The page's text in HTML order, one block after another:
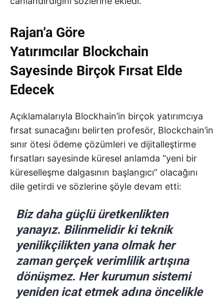
Rajan’a Göre
Yatırımcılar Blockchain
Sayesinde Birçok Fırsat Elde
Edecek
Açıklamalarıyla Blockhain’in birçok yatırımcıya
fırsat sunacağını belirten profesör, Blockchain’in
sınır ötesi ödeme çözümleri ve dijitalleştirme
fırsatları sayesinde küresel anlamda “yeni bir
küreselleşme dalgasının başlangıcı” olacağını
dile getirdi ve sözlerine şöyle devam etti:
Biz daha güçlü üretkenlikten
yanayız. Bilinmelidir ki teknik
yenilikçilikten yana olmak her
zaman gerçek verimlilik artışına
dönüşmez. Her kurumun sistemi
yeniden icat etmek adına öncelikle